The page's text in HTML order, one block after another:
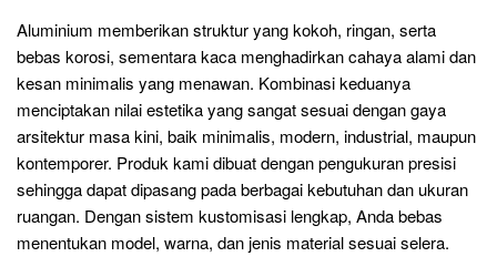
Aluminium memberikan struktur yang kokoh, ringan, serta
bebas korosi, sementara kaca menghadirkan cahaya alami dan
kesan minimalis yang menawan. Kombinasi keduanya
menciptakan nilai estetika yang sangat sesuai dengan gaya
arsitektur masa kini, baik minimalis, modern, industrial, maupun
kontemporer. Produk kami dibuat dengan pengukuran presisi
sehingga dapat dipasang pada berbagai kebutuhan dan ukuran
ruangan. Dengan sistem kustomisasi lengkap, Anda bebas
menentukan model, warna, dan jenis material sesuai selera.